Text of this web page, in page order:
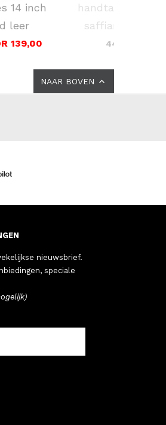
14 inch
leer
139,00
handtas dames
saffiano nora
44,95
NAAR BOVEN
nieuwsbrief.
speciale